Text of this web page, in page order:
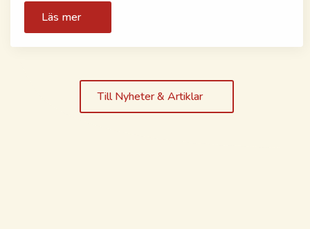
Läs mer
Till Nyheter & Artiklar